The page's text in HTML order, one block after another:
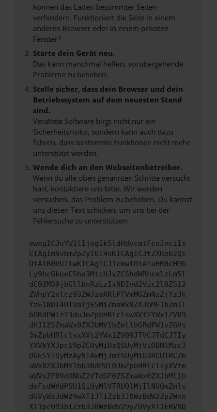
können das Laden bestimmter Seiten
verhindern. Funktioniert die Seite in einem
anderen Browser oder in einem privaten
Fenster?
Starte dein Gerät neu.
Das kann manchmal helfen, vorübergehende
Probleme zu beheben.
Stelle sicher, dass dein Browser und dein
Betriebssystem auf dem neuesten Stand
sind.
Veraltete Software birgt nicht nur ein
Sicherheitsrisiko, sondern kann auch dazu
führen, dass bestimmte Funktionen nicht mehr
unterstützt werden.
Wende dich an den Webseitenbetreiber.
Wenn du alle oben genannten Schritte versucht
hast, kontaktiere uns bitte. Wir werden
versuchen, das Problem zu beheben. Du kannst
uns diesen Text schicken, um uns bei der
Fehlersuche zu unterstützen:
ewogICJuYW1lIjogIk5ldHdvcmtFcnJvciIs
CiAgImNvbmZpZyI6IHsKICAgICJtZXRob2Qi
OiAiR0VUIiwKICAgICJ1cmwiOiAiaHR0cHM6
Ly9hcGkueC5ha3MtcHJvZC5hdWRhcmlzLm5l
dC92MS9jbGllbnRzLzIxNDIvd2Vic2l0ZS12
ZWhpY2xlcz93ZWJzaXRlPTVmMGZmNzZjYzJk
YzE1NDI4OTVmYjE5MiZmaWx0ZXJbMF1bZmll
bGRdPWlzT3duJmZpbHRlclswXVt2YWx1ZV09
dHJ1ZSZmaWx0ZXJbMV1bZmllbGRdPW1vZGVs
JmZpbHRlclsxXVt2YWx1ZV09JTVCJTdCJTIy
YXVkYXJpc19pZCUyMiUzQSUyMjViODNlMzc3
OGE5YTUyMzAyNTAwMjJmYSUyMiU3RCU1RCZm
aWx0ZXJbMV1bb3BdPUlOJmZpbHRlclsyXVtm
aWVsZF09dXNhZ2VTdGF0ZSZmaWx0ZXJbMl1b
dmFsdWVdPSU1QiUyMlVTRUQlMjIlNUQmZmls
dGVyWzJdW29wXT1JTiZzb3J0WzBdW2ZpZWxk
XT1pc093biZzb3J0WzBdW29yZGVyXT1ERVND